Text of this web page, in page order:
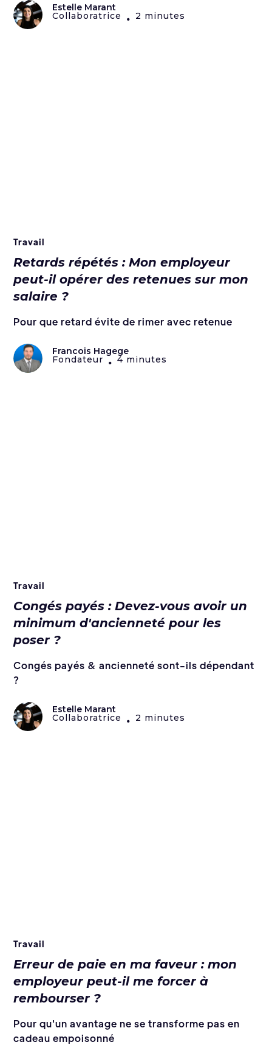
Estelle Marant
Collaboratrice • 2 minutes
Travail
Retards répétés : Mon employeur
peut-il opérer des retenues sur mon
salaire ?
Pour que retard évite de rimer avec retenue
Francois Hagege
Fondateur • 4 minutes
Travail
Congés payés : Devez-vous avoir un
minimum d'ancienneté pour les
poser ?
Congés payés & ancienneté sont-ils dépendant
?
Estelle Marant
Collaboratrice • 2 minutes
Travail
Erreur de paie en ma faveur : mon
employeur peut-il me forcer à
rembourser ?
Pour qu'un avantage ne se transforme pas en
cadeau empoisonné